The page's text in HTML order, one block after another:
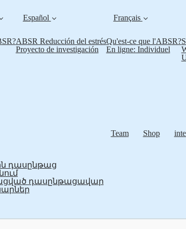
Español
ABSR Reducción del estrés
Proyecto de investigación
Français
Qu'est-ce que l'ABSR?
En ligne: Individuel
դասընթաց
դասընթացավար
Team Shop